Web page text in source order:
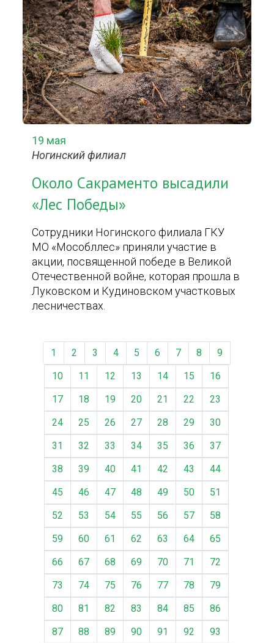
19 мая
Ногинский филиал
Около Сакраменто высадили
«Лес Победы»
Сотрудники Ногинского филиала ГКУ
МО «Мособллес» приняли участие в
акции, посвященной победе в Великой
Отечественной войне, которая прошла в
Луковском и Кудиновском участковых
лесничествах.
1 2 3 4 5 6 7 8
9
10
11 12 13 14 15
16
17
18 19 20 21 22
23
24
25 26 27 28 29
30
31
32 33 34 35 36
37
38
39 40 41 42 43
44
45
46 47 48 49 50
51
52
53 54 55 56 57
58
59
60 61 62 63 64
65
66
67 68 69 70 71
72
73
74 75 76 77 78
79
80
81 82 83 84 85
86
87
88 89 90 91 92
93